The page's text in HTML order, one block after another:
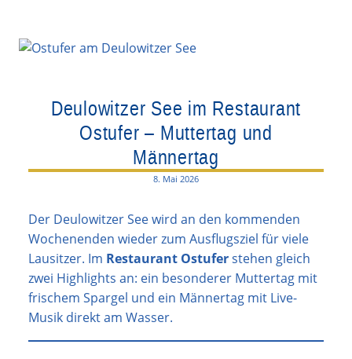
Deulowitzer See im Restaurant
Ostufer – Muttertag und
Männertag
8. Mai 2026
Der Deulowitzer See wird an den kommenden
Wochenenden wieder zum Ausflugsziel für viele
Lausitzer. Im Restaurant Ostuferstehen gleich
zwei Highlights an: ein besonderer Muttertag mit
frischem Spargel und ein Männertag mit Live-
Musik direkt am Wasser.